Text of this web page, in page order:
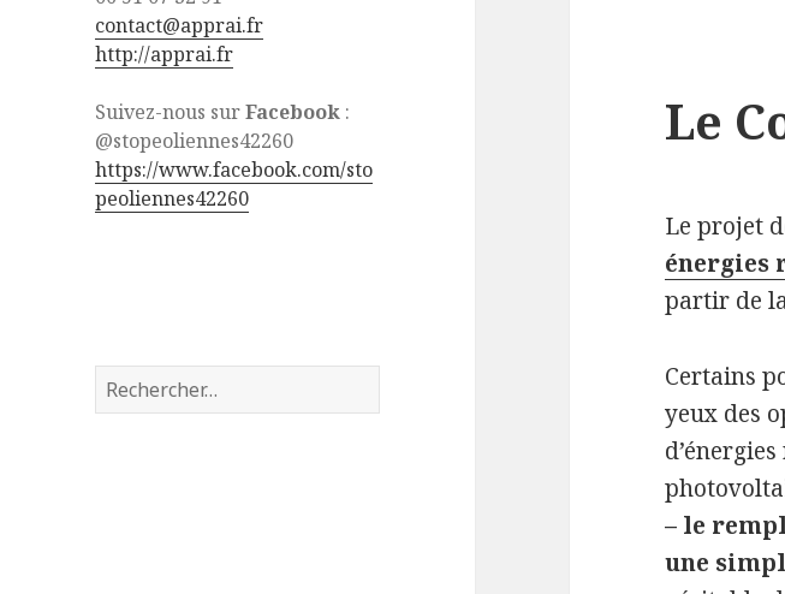
contact@apprai.fr
http://apprai.fr
Suivez-nous surFacebook :
@stopeoliennes42260
https://www.facebook.com/sto
peoliennes42260
Rechercher :
Le
Le projet
énergies
partir de
Certains
yeux des
– le
une